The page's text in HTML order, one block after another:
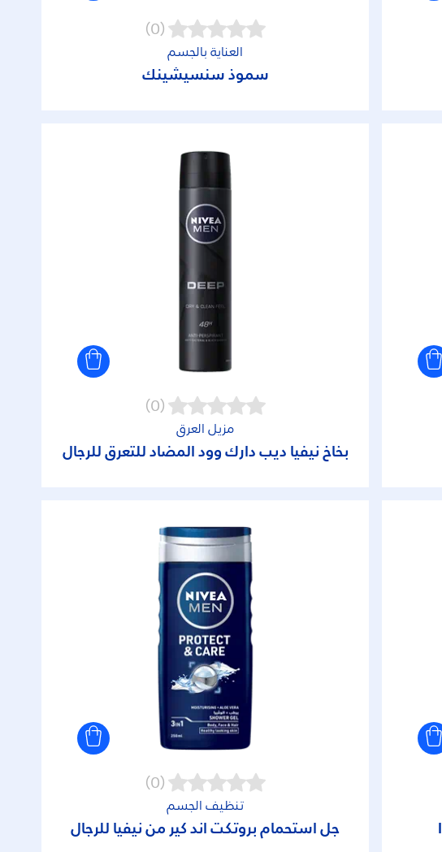
(0)
العناية بالجسم
سموذ سنسيشينك
(0)
مزيل العرق
بخاخ نيفيا ديب دارك وود المضاد للتعرق للرجال
(0)
تنظيف الجسم
جل استحمام بروتكت آند كير من نيفيا للرجال